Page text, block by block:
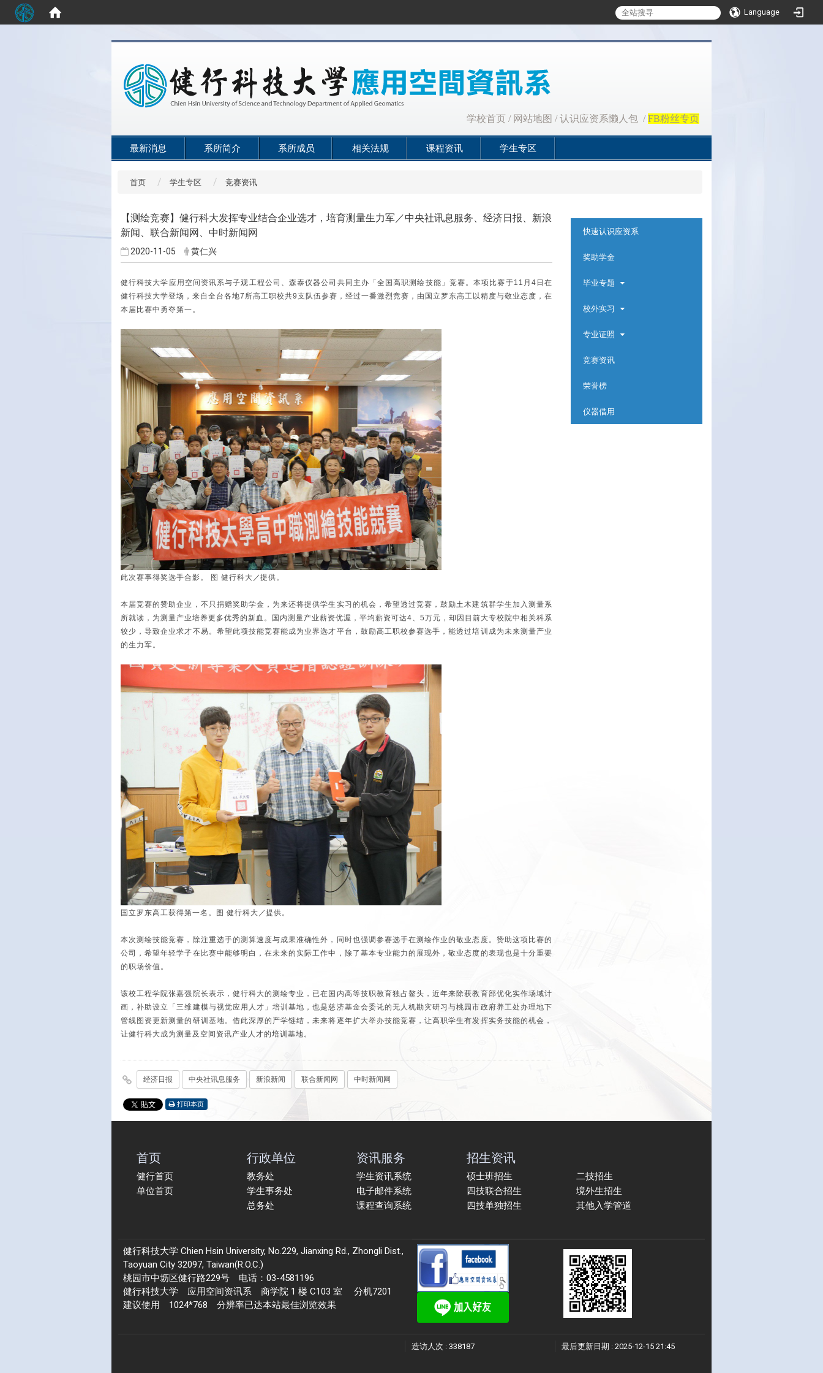
Language
学校首页 / 网站地图 /认识应资系懒人包 /FB粉丝专页
最新消息 系所简介 系所成员 相关法规 课程资讯 学生专区
首页 学生专区 竞赛资讯
【测绘竞赛】健行科大发挥专业结合企业选才，培育测量生力军／中央社讯息服务、经济日报、新浪
新闻、联合新闻网、中时新闻网
2020-11-05 黄仁兴
健行科技大学应用空间资讯系与子观工程公司、森泰仪器公司共同主办「全国高职测绘技能」竞赛。本项比赛于11月4日在
健行科技大学登场，来自全台各地7所高工职校共9支队伍参赛，经过一番激烈竞赛，由国立罗东高工以精度与敬业态度，在
本届比赛中勇夺第一。
此次赛事得奖选手合影。 图 健行科大 ／​提供。
本届竞赛的赞助企业，不只捐赠奖助学金，为来还将提供学生实习的机会，希望透过竞赛，鼓励土木建筑群学生加入测量系
所就读，为测量产业培养更多优秀的新血。国内测量产业薪资优渥，平均薪资可达4、5万元，却因目前大专校院中相关科系
较少，导致企业求才不易。希望此项技能竞赛能成为业界选才平台，鼓励高工职校参赛选手，能透过培训成为未来测量产业
的生力军。
国立罗东高工获得第一名。图 健行科大 ／提供。
本次测绘技能竞赛，除注重选手的测算速度与成果准确性外，同时也强调参赛选手在测绘作业的敬业态度。赞助这项比赛的
公司，希望年轻学子在比赛中能够明白，在未来的实际工作中，除了基本专业能力的展现外，敬业态度的表现也是十分重要
的职场价值。
该校工程学院张嘉强院长表示，健行科大的测绘专业，已在国内高等技职教育独占鳌头，近年来除获教育部优化实作场域计
画，补助设立「三维建模与视觉应用人才」培训基地，也是慈济基金会委讬的无人机勘灾研习与桃园市政府养工处办理地下
管线图资更新测量的研训基地。借此深厚的产学链结，未来将逐年扩大举办技能竞赛，让高职学生有发挥实务技能的机会，
让健行科大成为测量及空间资讯产业人才的培训基地。
经济日报 中央社讯息服务 新浪新闻 联合新闻网 中时新闻网
打印本页
快速认识应资系
奖助学金
毕业专题
校外实习
专业证照
竞赛资讯
荣誉榜
仪器借用
首页
健行首页
单位首页
行政单位
教务处
学生事务处
总务处
资讯服务
学生资讯系统
电子邮件系统
课程查询系统
招生资讯
硕士班招生
四技联合招生
四技单独招生
二技招生
境外生招生
其他入学管道
健行科技大学 Chien Hsin University, No.229, Jianxing Rd., Zhongli Dist.,
Taoyuan City 32097, Taiwan(R.O.C.)
桃园市中坜区健行路229号 电话：03-4581196
健行科技大学 应用空间资讯系 商学院 1 楼 C103 室 分机7201
建议使用 1024*768 分辨率已达本站最佳浏览效果
造访人次 : 338187 最后更新日期 : 2025-12-15 21:45